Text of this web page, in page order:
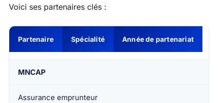
Voici ses partenaires clés :
Partenaire Spécialité Année de partenariat
MNCAP
Assurance emprunteur